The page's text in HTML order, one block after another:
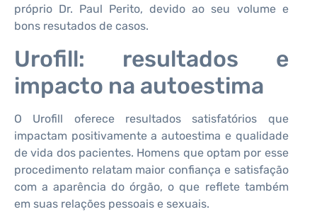
próprio Dr. Paul Perito, devido ao seu volume e
bons resutados de casos.
Urofill: resultados e
impacto na autoestima
O Urofill oferece resultados satisfatórios que
impactam positivamente a autoestima e qualidade
de vida dos pacientes. Homens que optam por esse
procedimento relatam maior confiança e satisfação
com a aparência do órgão, o que reflete também
em suas relações pessoais e sexuais.